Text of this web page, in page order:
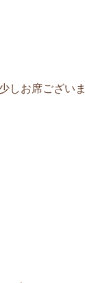
しお席ござい